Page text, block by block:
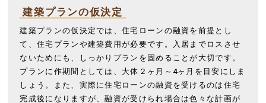
建築プランの仮決定
建築プランの仮決定では、住宅ローンの融資を前提とし
て、住宅プランや建築費用が必要です。入居までロスさせ
ないためにも、しっかりプランを固めることが大切です。
プランに作期間としては、大体２ヶ月～4ヶ月を目安にしま
しょう。また、実際に住宅ローンの融資を受けるのは住宅
完成後になりますが、融資が受けられ場合は色々な計画が